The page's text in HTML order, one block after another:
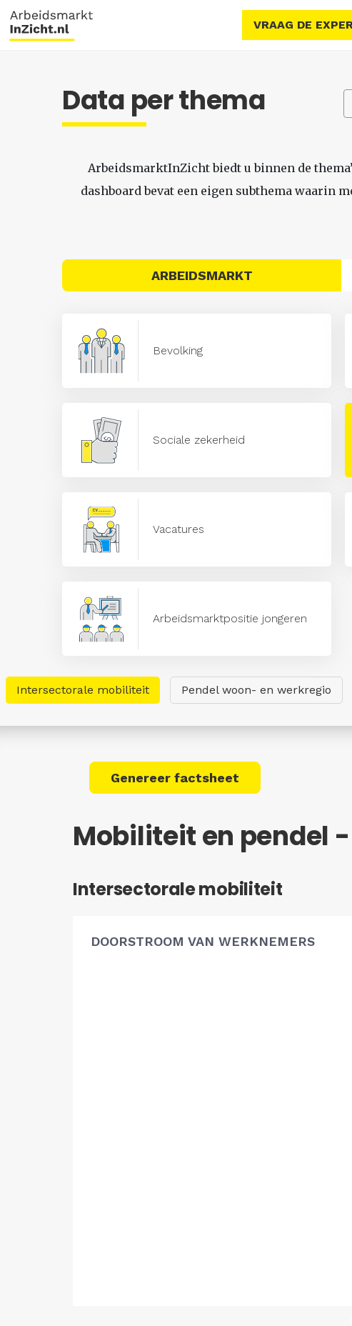
VRAAG DE
Data per thema
ArbeidsmarktInZicht biedt u binnen de
dashboard bevat een eigen subthema waarin
ARBEIDSMARKT
Bevolking
Sociale zekerheid
Vacatures
Arbeidsmarktpositie jongeren
Intersectorale mobiliteit Pendel woon- en werkregio
Genereer factsheet
Mobiliteit en pendel
Intersectorale mobiliteit
DOORSTROOM VAN WERKNEMERS